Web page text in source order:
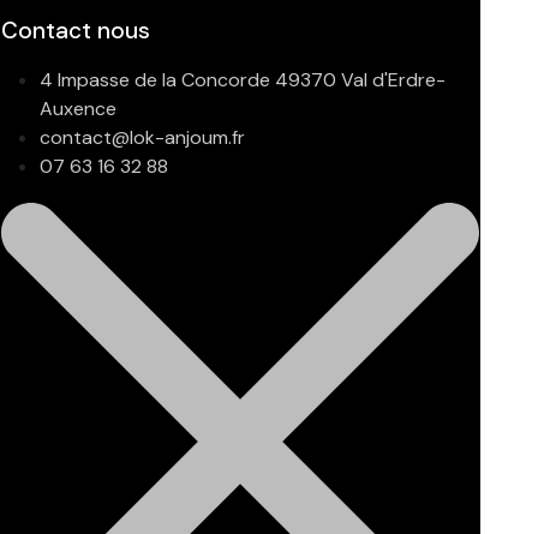
Contact nous
4 Impasse de la Concorde 49370 Val d'Erdre-
Auxence
contact@lok-anjoum.fr
07 63 16 32 88